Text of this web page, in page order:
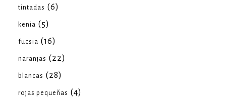
tintadas (6)
kenia (5)
fucsia (16)
naranjas (22)
blancas (28)
rojas pequeñas (4)